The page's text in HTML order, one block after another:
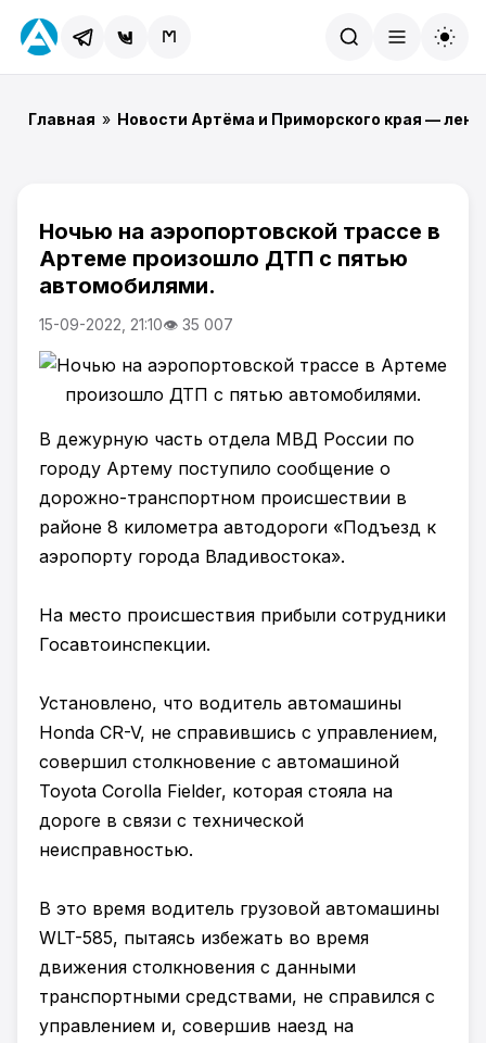
Главная » Новости Артёма и Приморского края —
Ночью на аэропортовской трассе в
Артеме произошло ДТП с пятью
автомобилями.
15-09-2022, 21:10👁 35 007
В дежурную часть отдела МВД России по
городу Артему поступило сообщение о
дорожно-транспортном происшествии в
районе 8 километра автодороги «Подъезд к
аэропорту города Владивостока».
На место происшествия прибыли сотрудники
Госавтоинспекции.
Установлено, что водитель автомашины
Honda CR-V, не справившись с управлением,
совершил столкновение с автомашиной
Toyota Corolla Fielder, которая стояла на
дороге в связи с технической
неисправностью.
В это время водитель грузовой автомашины
WLT-585, пытаясь избежать во время
движения столкновения с данными
транспортными средствами, не справился с
управлением и, совершив наезд на